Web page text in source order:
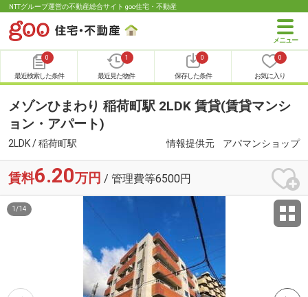
NTTグループ運営の不動産総合サイト goo住宅・不動産
0
最近検索した条件
1
最近見た物件
0
保存した条件
0
お気に入り
メゾンひまわり 稲荷町駅 2LDK 賃貸(賃貸マンシ
ョン・アパート)
2LDK / 稲荷町駅 情報提供元 アパマンショップ
賃料6.20万円 / 管理費等6500円
1 /14